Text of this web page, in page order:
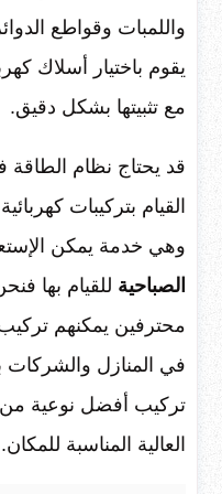
واللمبات وقواطع
يقوم باختيار أسلاك
مع تثبيتها بشكل دقيق.
قد يحتاج نظام الطاقة
القيام بتركيبات
وهي خدمة يمكن
الصباحية للقيام بها
محترفين يمكنهم تركيب
في المنازل
تركيب أفضل نوعية من
العالية المناسبة للمكان.